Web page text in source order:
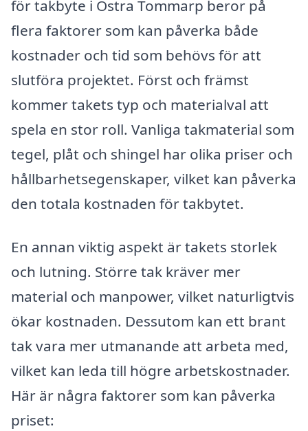
för takbyte i Östra Tommarp beror på
flera faktorer som kan påverka både
kostnader och tid som behövs för att
slutföra projektet. Först och främst
kommer takets typ och materialval att
spela en stor roll. Vanliga takmaterial som
tegel, plåt och shingel har olika priser och
hållbarhetsegenskaper, vilket kan påverka
den totala kostnaden för takbytet.
En annan viktig aspekt är takets storlek
och lutning. Större tak kräver mer
material och manpower, vilket naturligtvis
ökar kostnaden. Dessutom kan ett brant
tak vara mer utmanande att arbeta med,
vilket kan leda till högre arbetskostnader.
Här är några faktorer som kan påverka
priset: